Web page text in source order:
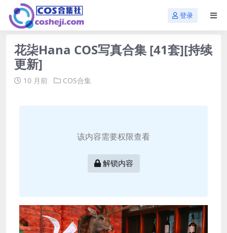
登录
花柒Hana COS写真合集 [41套][持续
更新]
10 月前 COS合集
该内容需要权限查看
解锁内容